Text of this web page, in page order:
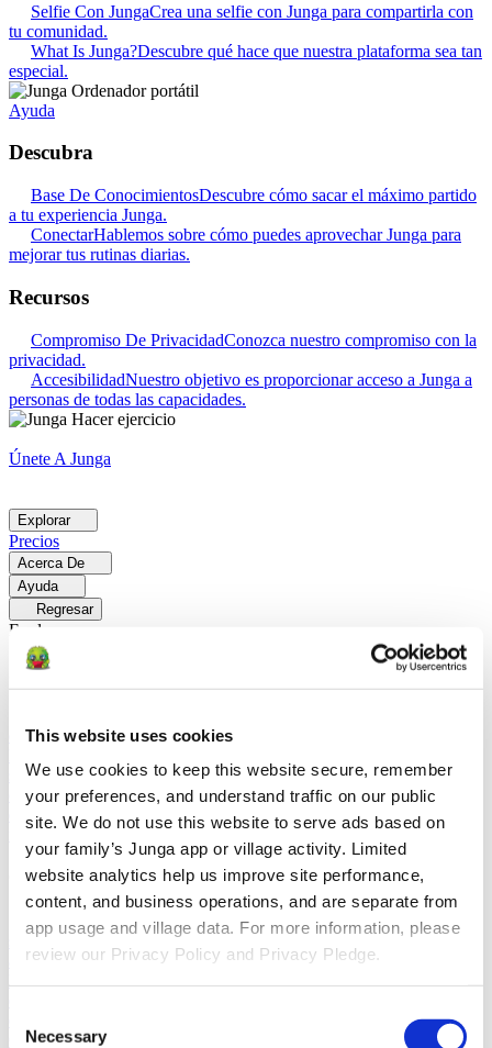
This website uses cookies
We use cookies to keep this website secure, remember
your preferences, and understand traffic on our public
site. We do not use this website to serve ads based on
your family’s Junga app or village activity. Limited
website analytics help us improve site performance,
content, and business operations, and are separate from
app usage and village data. For more information, please
review our Privacy Policy and Privacy Pledge.
Selection
Necessary
Selfie Con JungaCrea una selfie con Junga para compartirla con
tu comunidad.
What Is Junga?Descubre qué hace que nuestra plataforma sea tan
especial.
Ayuda
Descubra
Base De ConocimientosDescubre cómo sacar el máximo partido
a tu experiencia Junga.
ConectarHablemos sobre cómo puedes aprovechar Junga para
mejorar tus rutinas diarias.
Recursos
Compromiso De PrivacidadConozca nuestro compromiso con la
privacidad.
AccesibilidadNuestro objetivo es proporcionar acceso a Junga a
personas de todas las capacidades.
Únete A Junga
Explorar
Precios
Acerca De
Ayuda
Regresar
Explorar
Soluciones
diarias y promueven un comportamiento positivo con Junga.
socioemocional (SEL) gracias a Junga.
Para TerapeutasDescubra
cómo Junga ayuda a los terapeutas a fomentar entornos positivos en
el hogar.
Para Grupos Sociales
Descubre cómo los grupos sociales
fomentan la participación comunitaria con Junga.
Comparar
Junga contra Greenlight Greenlight combina una tarjeta de débito
supervisada con herramientas educativas para enseñar a los niños a
administrar su presupuesto, ahorrar e invertir.
Junga contra Acorns
ClassDojoClassDojo ayuda a los maestros, los estudiantes y las